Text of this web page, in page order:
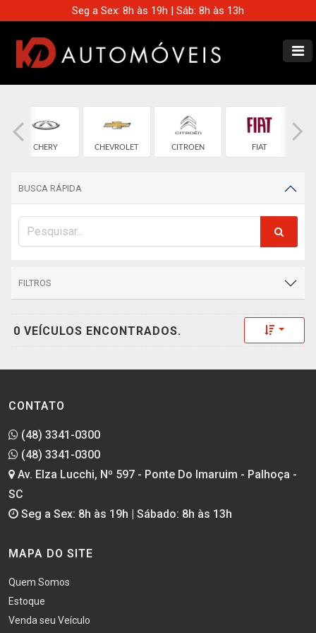
Seg a Sex: 8h às 19h | Sáb: 8h às 13h
CHERY CHEVROLET CITROEN FIAT
BUSCA RÁPIDA
FILTROS
0 VEÍCULOS ENCONTRADOS. Toggle
CONTATO
(48) 3341-0300
(48) 3341-0300
Av. Elza Lucchi, Nº 597 - Ponte Do Imaruim - Palhoça -
SC
Seg a Sex: 8h às 19h | Sábado: 8h às 13h
MAPA DO SITE
Quem Somos
Estoque
Venda seu Veículo